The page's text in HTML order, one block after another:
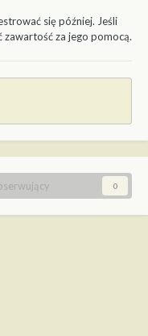
się później. Jeśli
zawartość za jego pomocą.
0